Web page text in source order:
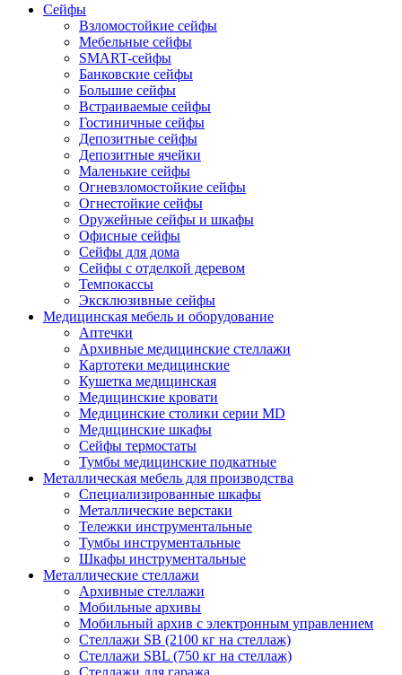
Сейфы
Взломостойкие сейфы
Мебельные сейфы
SMART-сейфы
Банковские сейфы
Большие сейфы
Встраиваемые сейфы
Гостиничные сейфы
Депозитные сейфы
Депозитные ячейки
Маленькие сейфы
Огневзломостойкие сейфы
Огнестойкие сейфы
Оружейные сейфы и шкафы
Офисные сейфы
Сейфы для дома
Сейфы с отделкой деревом
Темпокассы
Эксклюзивные сейфы
Медицинская мебель и оборудование
Аптечки
Архивные медицинские стеллажи
Картотеки медицинские
Кушетка медицинская
Медицинские кровати
Медицинские столики серии MD
Медицинские шкафы
Сейфы термостаты
Тумбы медицинские подкатные
Металлическая мебель для производства
Cпециализированные шкафы
Металлические верстаки
Тележки инструментальные
Тумбы инструментальные
Шкафы инструментальные
Металлические стеллажи
Архивные стеллажи
Мобильные архивы
Мобильный архив с электронным управлением
Стеллажи SB (2100 кг на стеллаж)
Стеллажи SBL (750 кг на стеллаж)
Стеллажи для гаража